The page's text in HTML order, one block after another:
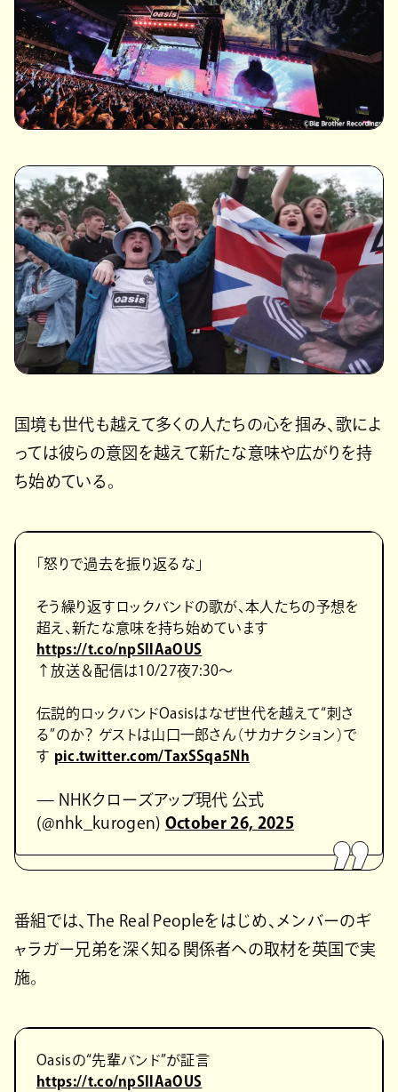
国境も世代も越えて多くの人たちの心を掴み、歌によ
っては彼らの意図を越えて新たな意味や広がりを持
ち始めている。
「怒りで過去を振り返るな」
そう繰り返すロックバンドの歌が、本人たちの予想を
超え、新たな意味を持ち始めています
https://t.co/npSIlAaOUS
↑放送＆配信は10/27夜7:30～
伝説的ロックバンドOasisはなぜ世代を越えて“刺さ
る”のか？ ゲストは山口一郎さん（サカナクション）で
す pic.twitter.com/TaxSSqa5Nh
— NHKクローズアップ現代 公式
(@nhk_kurogen) October 26, 2025
番組では、The Real Peopleをはじめ、メンバーのギ
ャラガー兄弟を深く知る関係者への取材を英国で実
施。
Oasisの“先輩バンド”が証言
https://t.co/npSIlAaOUS